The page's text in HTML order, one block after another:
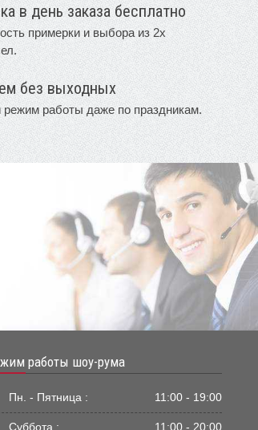
в день заказа бесплатно
примерки и выбора из 2х
без выходных
работы даже по праздникам.
работы шоу-рума
Пн. - Пятница : 11:00 - 19:00
Суббота : 11:00 - 20:00